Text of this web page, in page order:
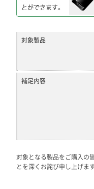
対象製品
補足内容
対象となる製品をご購入の
とを深くお詫び申し上げます